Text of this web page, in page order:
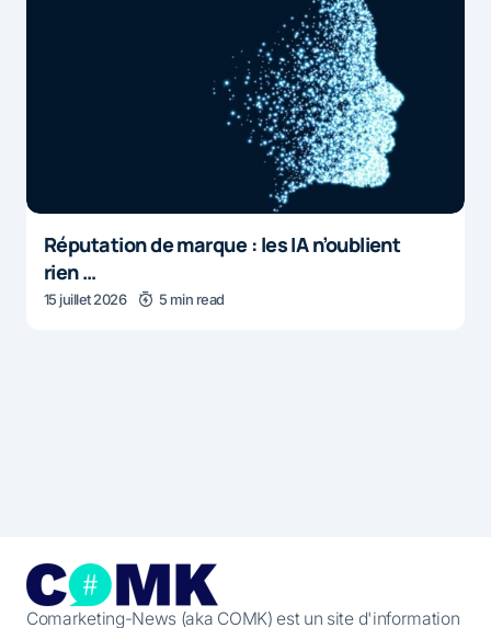
Réputation de marque : les IA n’oublient
rien …
15 juillet 2026 5 min read
Comarketing-News (aka COMK) est un site d'information